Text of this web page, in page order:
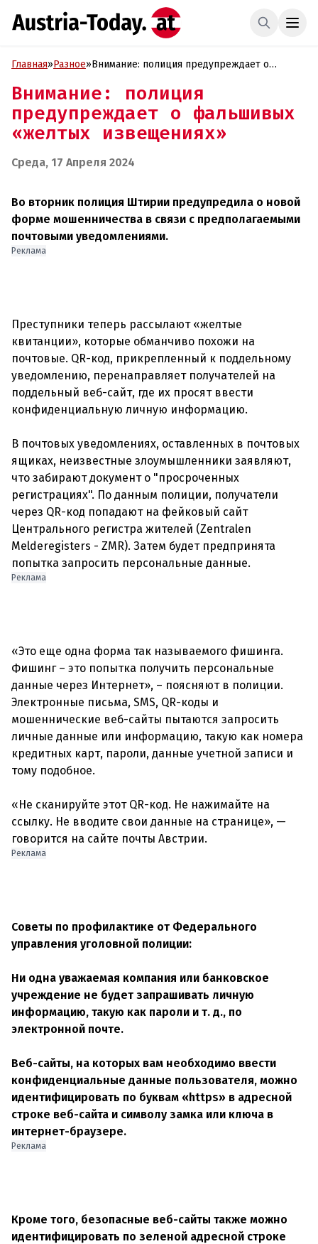
Главная»Разное»Внимание: полиция предупреждает о
Внимание: полиция
предупреждает о фальшивых
«желтых извещениях»
Среда, 17 Апреля 2024
Во вторник полиция Штирии предупредила о новой
форме мошенничества в связи с предполагаемыми
почтовыми уведомлениями.
Реклама
Преступники теперь рассылают «желтые
квитанции», которые обманчиво похожи на
почтовые. QR-код, прикрепленный к поддельному
уведомлению, перенаправляет получателей на
поддельный веб-сайт, где их просят ввести
конфиденциальную личную информацию.
В почтовых уведомлениях, оставленных в почтовых
ящиках, неизвестные злоумышленники заявляют,
что забирают документ о "просроченных
регистрациях". По данным полиции, получатели
через QR-код попадают на фейковый сайт
Центрального регистра жителей (Zentralen
Melderegisters - ZMR). Затем будет предпринята
Реклама
«Это еще одна форма так называемого фишинга.
Фишинг – это попытка получить персональные
данные через Интернет», – поясняют в полиции.
Электронные письма, SMS, QR-коды и
мошеннические веб-сайты пытаются запросить
личные данные или информацию, такую ​​как номера
кредитных карт, пароли, данные учетной записи и
тому подобное.
«Не сканируйте этот QR-код. Не нажимайте на
ссылку. Не вводите свои данные на странице», —
Реклама
Советы по профилактике от Федерального
управления уголовной полиции:
Ни одна уважаемая компания или банковское
учреждение не будет запрашивать личную
информацию, такую ​​как пароли и т. д., по
электронной почте.
Веб-сайты, на которых вам необходимо ввести
конфиденциальные данные пользователя, можно
идентифицировать по буквам «https» в адресной
строке веб-сайта и символу замка или ключа в
интернет-браузере.
Реклама
Кроме того, безопасные веб-сайты также можно
идентифицировать по зеленой адресной строке